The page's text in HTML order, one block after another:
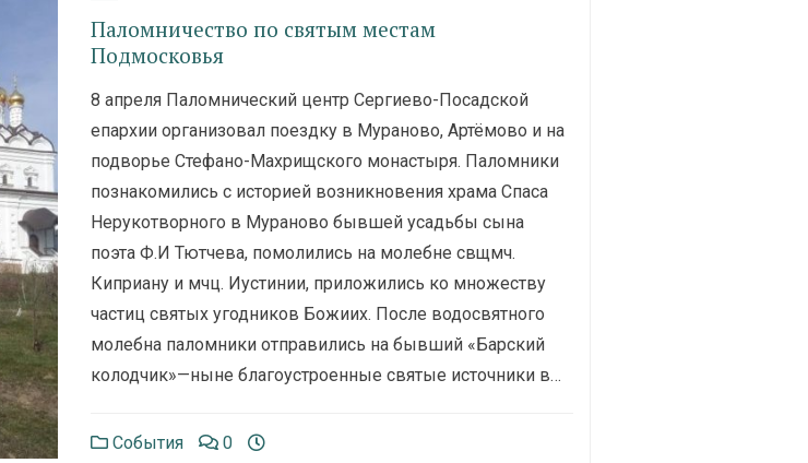
Паломничество по святым местам
Подмосковья
8 апреля Паломнический центр Сергиево-Посадской
епархии организовал поездку в Мураново, Артёмово и на
подворье Стефано-Махрищского монастыря. Паломники
познакомились с историей возникновения храма Спаса
Нерукотворного в Мураново бывшей усадьбы сына
поэта Ф.И Тютчева, помолились на молебне свщмч.
Киприану и мчц. Иустинии, приложились ко множеству
частиц святых угодников Божиих. После водосвятного
молебна паломники отправились на бывший «Барский
колодчик»—ныне благоустроенные святые источники в…
События 0